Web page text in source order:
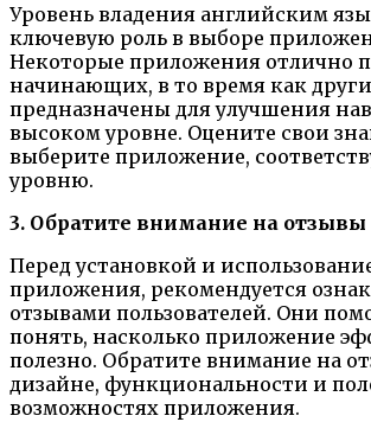
Уровень владения английским
ключевую роль в выборе
Некоторые приложения отлично
начинающих, в то время как
предназначены для улучшения
высоком уровне. Оцените свои
выберите приложение,
уровню.
3. Обратите внимание на отзывы
Перед установкой и
приложения, рекомендуется
отзывами пользователей. Они
понять, насколько приложение
полезно. Обратите внимание на
дизайне, функциональности и
возможностях приложения.